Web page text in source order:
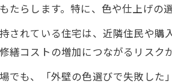
たらします。特に、色や仕上げの
されている住宅は、近隣住民や
繕コストの増加につながるリスク
でも、「外壁の色選びで失敗し